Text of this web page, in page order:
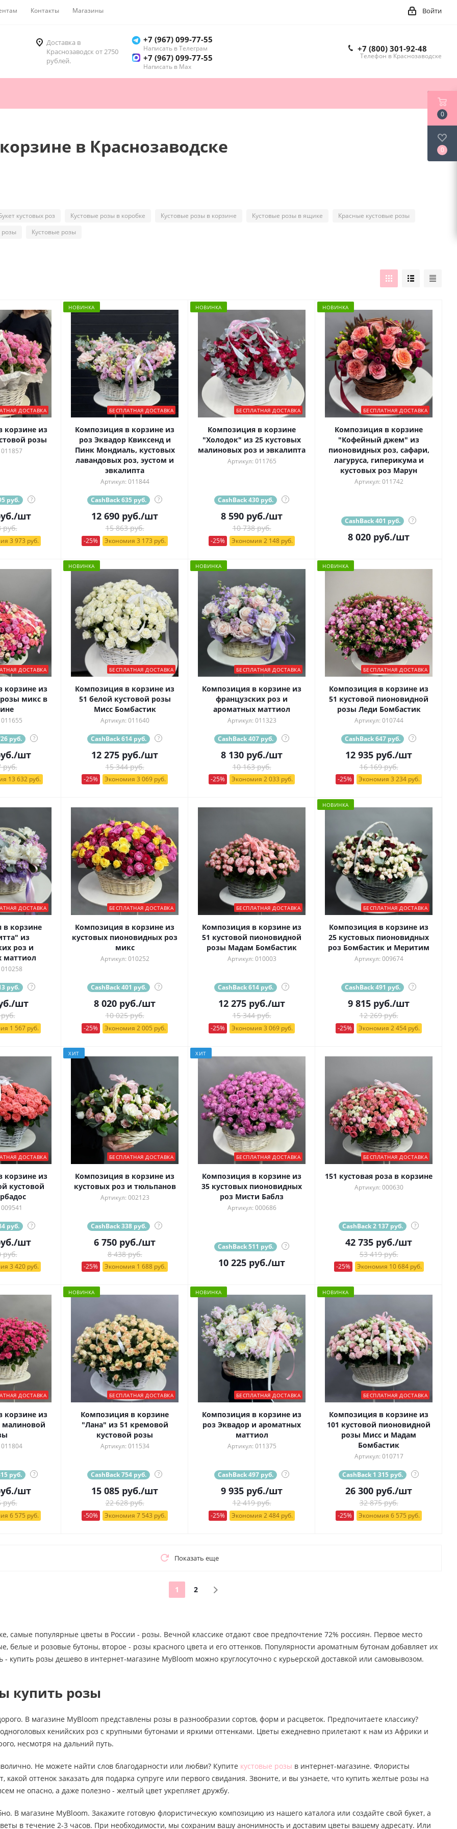
Контакты Магазины Войти
Доставка в
Краснозаводск от 2750
рублей.
+7 (967) 099-77-55
Написать в Телеграм
+7 (967) 099-77-55
Написать в Мах
+7 (800) 301-92-48
Телефон в Краснозаводске
в Краснозаводске
кустовых роз Кустовые розы в коробке Кустовые розы в корзине Кустовые розы в ящике
Красные кустовые розы
розы
Кустовые розы
ДОСТАВКА
корзине из
розы
руб. ?
/шт
руб.
3 973 руб.
НОВИНКА
БЕСПЛАТНАЯ ДОСТАВКА
Композиция в корзине из
роз Эквадор Квиксенд и
Пинк Мондиаль, кустовых
лавандовых роз, эустом и
эвкалипта
Артикул: 011844
CashBack 635 руб. ?
12 690 руб./шт
15 863 руб.
-25% Экономия 3 173 руб.
НОВИНКА
БЕСПЛАТНАЯ ДОСТАВКА
Композиция в корзине
"Холодок" из 25 кустовых
малиновых роз и эвкалипта
Артикул: 011765
CashBack 430 руб. ?
8 590 руб./шт
10 738 руб.
-25% Экономия 2 148 руб.
НОВИНКА
БЕСПЛАТНАЯ ДОСТАВКА
Композиция в корзине
"Кофейный джем" из
пионовидных роз, сафари,
лагуруса, гиперикума и
кустовых роз Марун
Артикул: 011742
CashBack 401 руб. ?
8 020 руб./шт
ДОСТАВКА
корзине из
микс в
руб. ?
/шт
руб.
13 632 руб.
НОВИНКА
БЕСПЛАТНАЯ ДОСТАВКА
Композиция в корзине из
51 белой кустовой розы
Мисс Бомбастик
Артикул: 011640
CashBack 614 руб. ?
12 275 руб./шт
15 344 руб.
-25% Экономия 3 069 руб.
НОВИНКА
БЕСПЛАТНАЯ ДОСТАВКА
Композиция в корзине из
французских роз и
ароматных маттиол
Артикул: 011323
CashBack 407 руб. ?
8 130 руб./шт
10 163 руб.
-25% Экономия 2 033 руб.
НОВИНКА
БЕСПЛАТНАЯ ДОСТАВКА
Композиция в корзине из
51 кустовой пионовидной
розы Леди Бомбастик
Артикул: 010744
CashBack 647 руб. ?
12 935 руб./шт
16 169 руб.
-25% Экономия 3 234 руб.
ДОСТАВКА
в корзине
из
роз и
маттиол
руб. ?
/шт
1 567 руб.
БЕСПЛАТНАЯ ДОСТАВКА
Композиция в корзине из
кустовых пионовидных роз
микс
Артикул: 010252
CashBack 401 руб. ?
8 020 руб./шт
10 025 руб.
-25% Экономия 2 005 руб.
БЕСПЛАТНАЯ ДОСТАВКА
Композиция в корзине из
51 кустовой пионовидной
розы Мадам Бомбастик
Артикул: 010003
CashBack 614 руб. ?
12 275 руб./шт
15 344 руб.
-25% Экономия 3 069 руб.
НОВИНКА
БЕСПЛАТНАЯ ДОСТАВКА
Композиция в корзине из
25 кустовых пионовидных
роз Бомбастик и Меритим
Артикул: 009674
CashBack 491 руб. ?
9 815 руб./шт
12 269 руб.
-25% Экономия 2 454 руб.
ДОСТАВКА
корзине из
кустовой
руб. ?
/шт
руб.
3 420 руб.
ХИТ
БЕСПЛАТНАЯ ДОСТАВКА
Композиция в корзине из
кустовых роз и тюльпанов
Артикул: 002123
CashBack 338 руб. ?
6 750 руб./шт
8 438 руб.
-25% Экономия 1 688 руб.
ХИТ
БЕСПЛАТНАЯ ДОСТАВКА
Композиция в корзине из
35 кустовых пионовидных
роз Мисти Баблз
Артикул: 000686
CashBack 511 руб. ?
10 225 руб./шт
БЕСПЛАТНАЯ ДОСТАВКА
151 кустовая роза в корзине
Артикул: 000630
CashBack 2 137 руб. ?
42 735 руб./шт
53 419 руб.
-25% Экономия 10 684 руб.
ДОСТАВКА
корзине из
малиновой
руб. ?
/шт
руб.
6 575 руб.
НОВИНКА
БЕСПЛАТНАЯ ДОСТАВКА
Композиция в корзине
"Лана" из 51 кремовой
кустовой розы
Артикул: 011534
CashBack 754 руб. ?
15 085 руб./шт
22 628 руб.
-50% Экономия 7 543 руб.
НОВИНКА
БЕСПЛАТНАЯ ДОСТАВКА
Композиция в корзине из
роз Эквадор и ароматных
маттиол
Артикул: 011375
CashBack 497 руб. ?
9 935 руб./шт
12 419 руб.
-25% Экономия 2 484 руб.
НОВИНКА
БЕСПЛАТНАЯ ДОСТАВКА
Композиция в корзине из
101 кустовой пионовидной
розы Мисс и Мадам
Бомбастик
Артикул: 010717
CashBack 1 315 руб. ?
26 300 руб./шт
32 875 руб.
-25% Экономия 6 575 руб.
Показать еще
1 2
самые популярные цветы в России - розы. Вечной классике отдают свое предпочтение 72% россиян. Первое место
белые и розовые бутоны, второе - розы красного цвета и его оттенков. Популярности ароматным бутонам добавляет их
- купить розы дешево в интернет-магазине MyBloom можно круглосуточно с курьерской доставкой или самовывозом.
купить розы
В магазине MyBloom представлены розы в разнообразии сортов, форм и расцветок. Предпочитаете классику?
одноголовых кенийских роз с крупными бутонами и яркими оттенками. Цветы ежедневно прилетают к нам из Африки и
несмотря на дальний путь.
Не можете найти слов благодарности или любви? Купите кустовые розы в интернет-магазине. Флористы
какой оттенок заказать для подарка супруге или первого свидания. Звоните, и вы узнаете, что купить желтые розы на
не опасно, а даже полезно - желтый цвет укрепляет дружбу.
В магазине MyBloom. Закажите готовую флористическую композицию из нашего каталога или создайте свой букет, а
в течение 2-3 часов. При необходимости, мы сохраним вашу анонимность и доставим цветы вашему адресату. Или
0
0